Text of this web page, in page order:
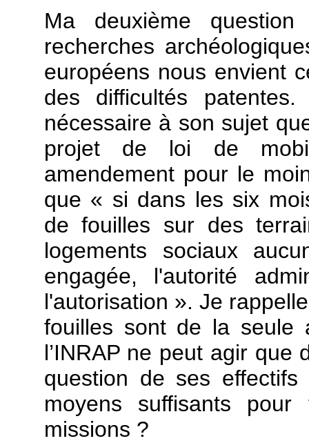
Ma deuxième
recherches
européens nous envient
des difficultés
nécessaire à son sujet
projet de loi de
amendement pour le
que « si dans les six
de fouilles sur des
logements sociaux
engagée, l'autorité
l'autorisation ». Je
fouilles sont de la seule
l’INRAP ne peut agir
question de ses
moyens suffisants
missions ?